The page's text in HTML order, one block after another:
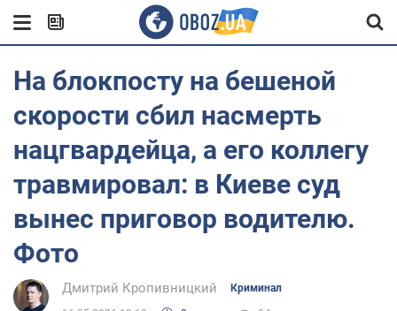
На блокпосту на бешеной
скорости сбил насмерть
нацгвардейца, а его коллегу
травмировал: в Киеве суд
вынес приговор водителю.
Фото
Дмитрий Кропивницкий Криминал